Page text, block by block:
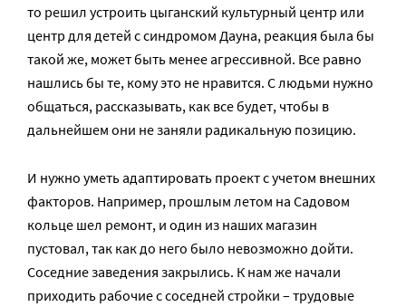
то решил устроить цыганский культурный центр или
центр для детей с синдромом Дауна, реакция была бы
такой же, может быть менее агрессивной. Все равно
нашлись бы те, кому это не нравится. С людьми нужно
общаться, рассказывать, как все будет, чтобы в
дальнейшем они не заняли радикальную позицию.
И нужно уметь адаптировать проект с учетом внешних
факторов. Например, прошлым летом на Садовом
кольце шел ремонт, и один из наших магазин
пустовал, так как до него было невозможно дойти.
Соседние заведения закрылись. К нам же начали
приходить рабочие с соседней стройки – трудовые